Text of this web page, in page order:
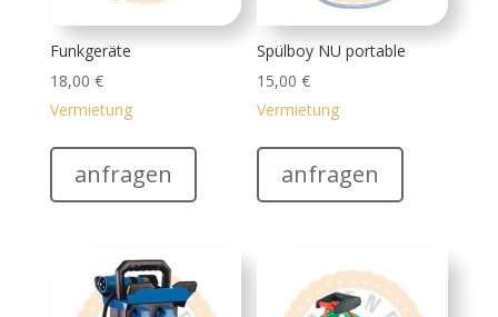
Funkgeräte
18,00 €
Vermietung
anfragen
Spülboy NU portable
15,00€
Vermietung
anfragen